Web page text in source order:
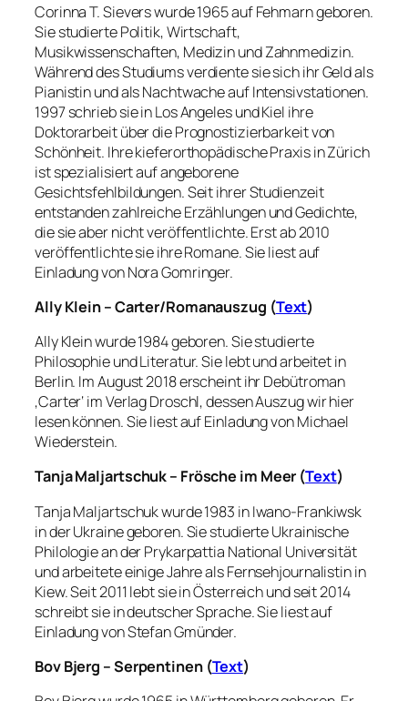
Corinna T. Sievers wurde 1965 auf Fehmarn geboren.
Sie studierte Politik, Wirtschaft,
Musikwissenschaften, Medizin und Zahnmedizin.
Während des Studiums verdiente sie sich ihr Geld als
Pianistin und als Nachtwache auf Intensivstationen.
1997 schrieb sie in Los Angeles und Kiel ihre
Doktorarbeit über die Prognostizierbarkeit von
Schönheit. Ihre kieferorthopädische Praxis in Zürich
ist spezialisiert auf angeborene
Gesichtsfehlbildungen. Seit ihrer Studienzeit
entstanden zahlreiche Erzählungen und Gedichte,
die sie aber nicht veröffentlichte. Erst ab 2010
veröffentlichte sie ihre Romane. Sie liest auf
Einladung von Nora Gomringer.
Ally Klein – Carter/Romanauszug (Text)
Ally Klein wurde 1984 geboren. Sie studierte
Philosophie und Literatur. Sie lebt und arbeitet in
Berlin. Im August 2018 erscheint ihr Debütroman
‚Carter‘ im Verlag Droschl, dessen Auszug wir hier
lesen können. Sie liest auf Einladung von Michael
Wiederstein.
Tanja Maljartschuk – Frösche im Meer (Text)
Tanja Maljartschuk wurde 1983 in Iwano-Frankiwsk
in der Ukraine geboren. Sie studierte Ukrainische
Philologie an der Prykarpattia National Universität
und arbeitete einige Jahre als Fernsehjournalistin in
Kiew. Seit 2011 lebt sie in Österreich und seit 2014
schreibt sie in deutscher Sprache. Sie liest auf
Einladung von Stefan Gmünder.
Bov Bjerg – Serpentinen (Text)